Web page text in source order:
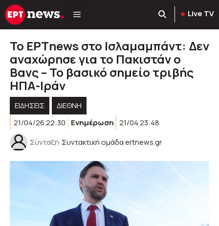
Μετάβαση
σε
Live TV
Το ΕΡΤnews στο Ισλαμαμπάντ: Δεν
αναχώρησε για το Πακιστάν ο
Βανς – Το βασικό σημείο τριβής
ΗΠΑ-Ιράν
ΕΙΔΗΣΕΙΣ
ΔΙΕΘΝΗ
21/04/26 22:30
Ενημέρωση 21/04 23:48
Σύνταξη Συντακτική ομάδα ertnews.gr